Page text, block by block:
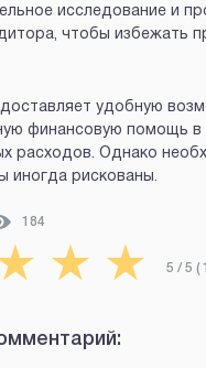
исследование и
чтобы избежать
удобную
финансовую помощь в
расходов. Однако
иногда рискованы.
184
★ ★ 5 / 5 ( 1